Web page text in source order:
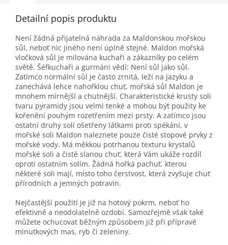
Detailní popis produktu
Není žádná přijatelná náhrada za Maldonskou mořskou
sůl, neboť nic jiného není úplně stejné. Maldon mořská
vločková sůl je milována kuchaři a zákazníky po celém
světě. Šéfkuchaři a gurmáni vědí: Není sůl jako sůl.
Zatímco normální sůl je často zrnitá, leží na jazyku a
zanechává lehce nahořklou chuť, mořská sůl Maldon je
mnohem mírnější a chutnější. Charakteristické krusty soli
tvaru pyramidy jsou velmi tenké a mohou být použity ke
kořenění pouhým rozetřením mezi prsty. A zatímco jsou
ostatní druhy solí ošetřeny látkami proti spékání, v
mořské soli Maldon naleznete pouze čisté stopové prvky z
mořské vody. Má měkkou potrhanou texturu krystalů
mořské soli a čistě slanou chuť, která Vám ukáže rozdíl
oproti ostatním solím. Žádná hořká pachuť, kterou
některé soli mají, místo toho čerstvost, která zvyšuje chuť
přírodních a jemných potravin.
Nejčastější použití je již na hotový pokrm, neboť ho
efektivně a neodolatelně ozdobí. Samozřejmě však také
můžete ochucovat běžným způsobem již při přípravě
minutkových mas, ryb či zeleniny.